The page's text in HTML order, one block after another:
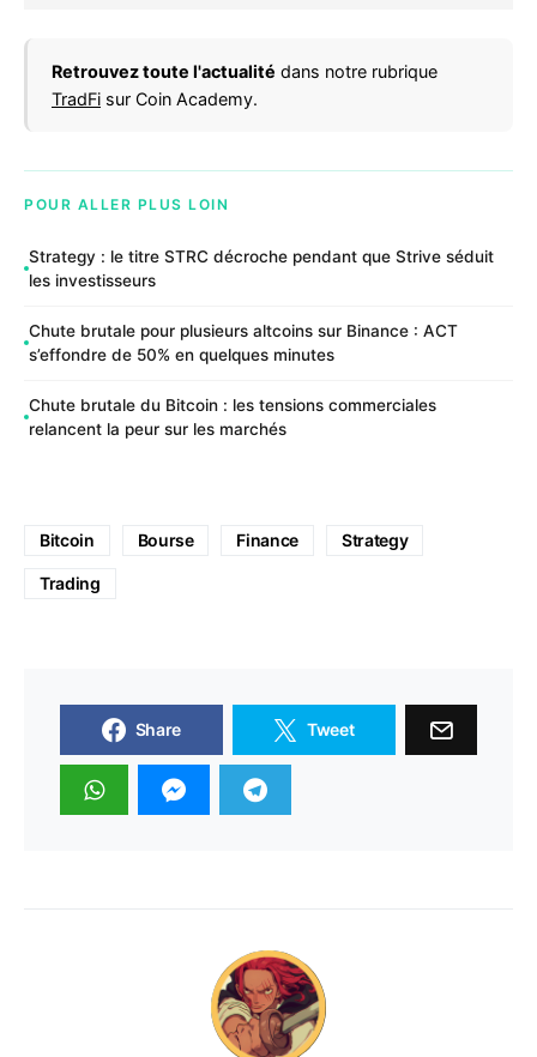
Retrouvez toute l'actualité dans notre rubrique
TradFi sur Coin Academy.
POUR ALLER PLUS LOIN
Strategy : le titre STRC décroche pendant que Strive séduit
les investisseurs
Chute brutale pour plusieurs altcoins sur Binance : ACT
s’effondre de 50% en quelques minutes
Chute brutale du Bitcoin : les tensions commerciales
relancent la peur sur les marchés
Bitcoin Bourse Finance Strategy
Trading
Share Tweet